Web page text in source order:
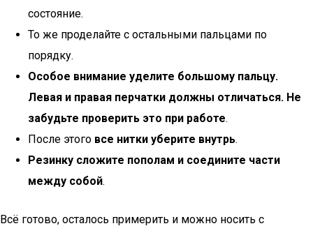
состояние.
То же проделайте с остальными пальцами по
порядку.
Особое внимание уделите большому пальцу.
Левая и правая перчатки должны отличаться. Не
забудьте проверить это при работе.
После этого все нитки уберите внутрь.
Резинку сложите пополам и соедините части
между собой.
Всё готово, осталось примерить и можно носить с